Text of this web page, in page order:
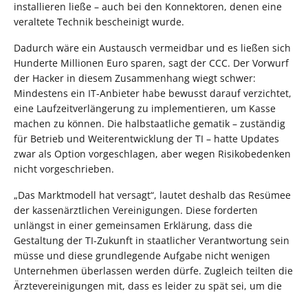
installieren ließe – auch bei den Konnektoren, denen eine
veraltete Technik bescheinigt wurde.
Dadurch wäre ein Austausch vermeidbar und es ließen sich
Hunderte Millionen Euro sparen, sagt der CCC. Der Vorwurf
der Hacker in diesem Zusammenhang wiegt schwer:
Mindestens ein IT-Anbieter habe bewusst darauf verzichtet,
eine Laufzeitverlängerung zu implementieren, um Kasse
machen zu können. Die halbstaatliche gematik – zuständig
für Betrieb und Weiterentwicklung der TI – hatte Updates
zwar als Option vorgeschlagen, aber wegen Risikobedenken
nicht vorgeschrieben.
„Das Marktmodell hat versagt“, lautet deshalb das Resümee
der kassenärztlichen Vereinigungen. Diese forderten
unlängst in einer gemeinsamen Erklärung, dass die
Gestaltung der TI-Zukunft in staatlicher Verantwortung sein
müsse und diese grundlegende Aufgabe nicht wenigen
Unternehmen überlassen werden dürfe. Zugleich teilten die
Ärztevereinigungen mit, dass es leider zu spät sei, um die